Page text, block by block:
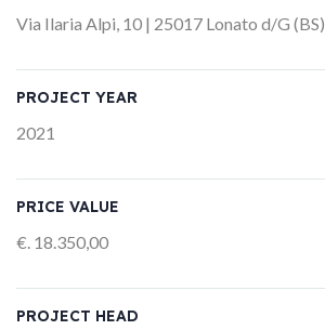
Via Ilaria Alpi, 10 | 25017 Lonato d/G (BS)
PROJECT YEAR
2021
PRICE VALUE
€. 18.350,00
PROJECT HEAD